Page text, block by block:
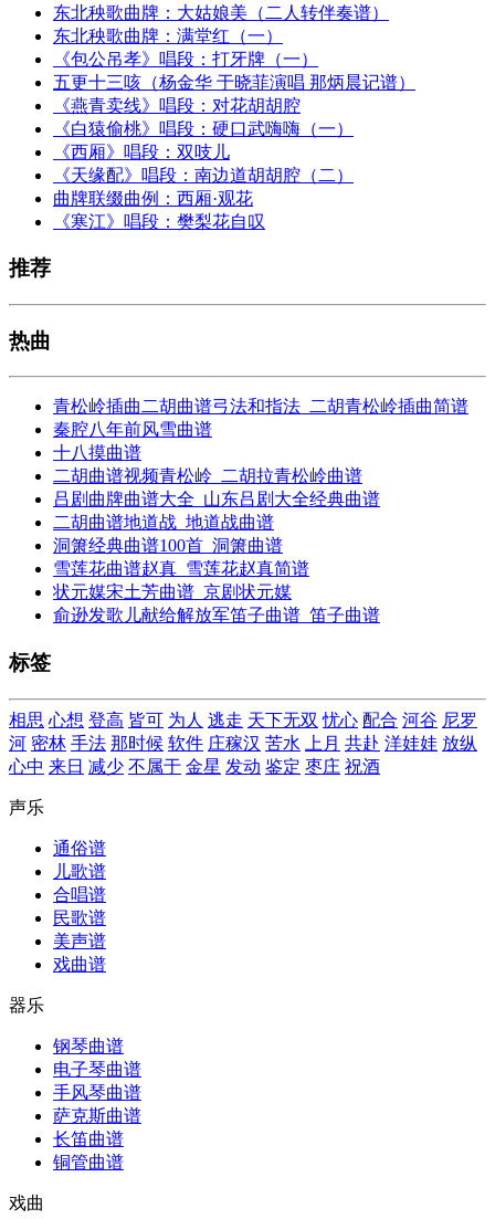
东北秧歌曲牌：大姑娘美（二人转伴奏谱）
东北秧歌曲牌：满堂红（一）
《包公吊孝》唱段：打牙牌（一）
五更十三咳（杨金华 于晓菲演唱 那炳晨记谱）
《燕青卖线》唱段：对花胡胡腔
《白猿偷桃》唱段：硬口武嗨嗨（一）
《西厢》唱段：双吱儿
《天缘配》唱段：南边道胡胡腔（二）
曲牌联缀曲例：西厢·观花
《寒江》唱段：樊梨花自叹
推荐
热曲
青松岭插曲二胡曲谱弓法和指法_二胡青松岭插曲简谱
秦腔八年前风雪曲谱
十八摸曲谱
二胡曲谱视频青松岭_二胡拉青松岭曲谱
吕剧曲牌曲谱大全_山东吕剧大全经典曲谱
二胡曲谱地道战_地道战曲谱
洞箫经典曲谱100首_洞箫曲谱
雪莲花曲谱赵真_雪莲花赵真简谱
状元媒宋土芳曲谱_京剧状元媒
俞逊发歌儿献给解放军笛子曲谱_笛子曲谱
标签
相思 心想 登高 皆可 为人 逃走 天下无双 忧心 配合 河谷 尼罗
河 密林 手法 那时候 软件 庄稼汉 苦水 上月 共赴 洋娃娃 放纵
心中 来日 减少 不属于 金星 发动 鉴定 枣庄 祝酒
声乐
通俗谱
儿歌谱
合唱谱
民歌谱
美声谱
戏曲谱
器乐
钢琴曲谱
电子琴曲谱
手风琴曲谱
萨克斯曲谱
长笛曲谱
铜管曲谱
戏曲